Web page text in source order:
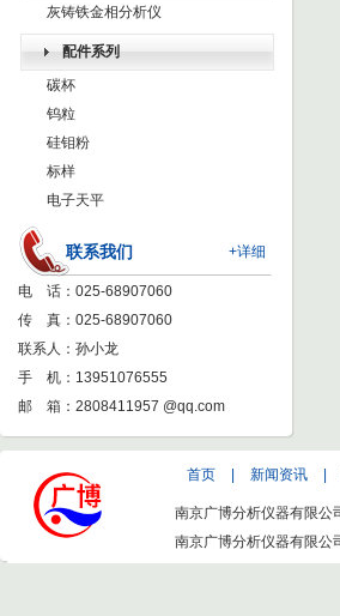
灰铸铁金相分析仪
配件系列
碳杯
钨粒
硅钼粉
标样
电子天平
+详细
联系我们
电 话：025-68907060
传 真：025-68907060
联系人：孙小龙
手 机：13951076555
邮 箱： 2808411957 @qq.com
首页 新闻资讯
南京广博分析仪器有限公
南京广博分析仪器有限公